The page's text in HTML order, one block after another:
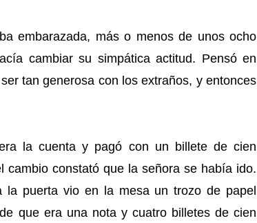
embarazada, más o menos de unos ocho
cambiar su simpática actitud. Pensó en
tan generosa con los extraños, y entonces
la cuenta y pagó con un billete de cien
cambio constató que la señora se había ido.
la puerta vio en la mesa un trozo de papel
que era una nota y cuatro billetes de cien